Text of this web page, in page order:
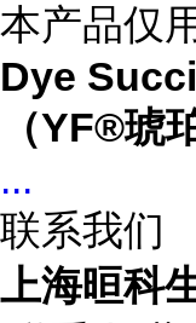
本产品仅
Dye
（YF®琥
...
联系我们
上海晅科